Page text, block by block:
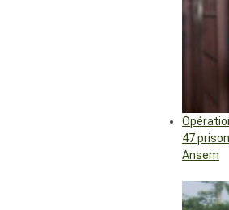
47
Ansem